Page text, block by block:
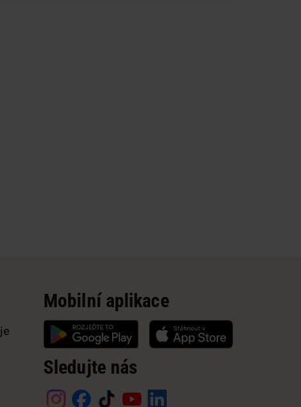
Mobilní aplikace
Sledujte nás